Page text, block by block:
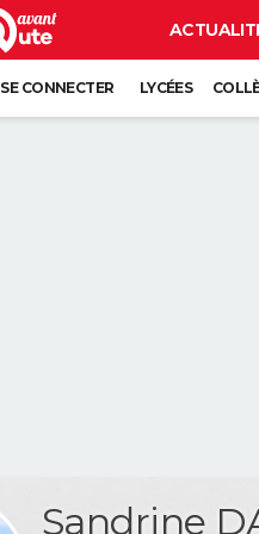
SE CONNECTER LYCÉES
Sandrine